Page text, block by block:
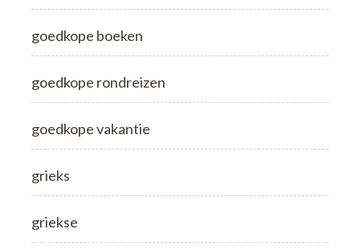
goedkope boeken
goedkope rondreizen
goedkope vakantie
grieks
griekse